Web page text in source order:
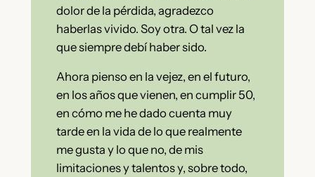
dolor de la pérdida, agradezco
haberlas vivido. Soy otra. O tal vez la
que siempre debí haber sido.
Ahora pienso en la vejez, en el futuro,
en los años que vienen, en cumplir 50,
en cómo me he dado cuenta muy
tarde en la vida de lo que realmente
me gusta y lo que no, de mis
limitaciones y talentos y, sobre todo,